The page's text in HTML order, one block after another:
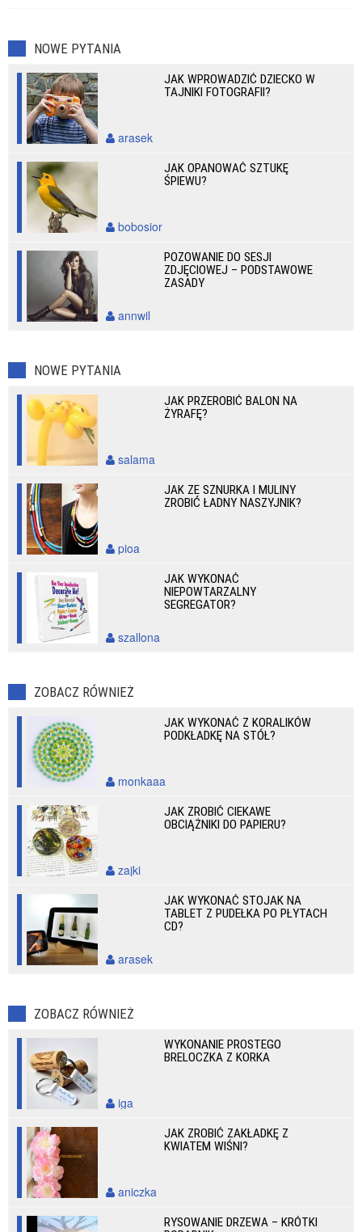
NOWE PYTANIA
JAK WPROWADZIĆ DZIECKO W
TAJNIKI FOTOGRAFII?
arasek
JAK OPANOWAĆ SZTUKĘ
ŚPIEWU?
bobosior
POZOWANIE DO SESJI
ZDJĘCIOWEJ – PODSTAWOWE
ZASADY
annwil
NOWE PYTANIA
JAK PRZEROBIĆ BALON NA
ŻYRAFĘ?
salama
JAK ZE SZNURKA I MULINY
ZROBIĆ ŁADNY NASZYJNIK?
pioa
JAK WYKONAĆ
NIEPOWTARZALNY
SEGREGATOR?
szallona
ZOBACZ RÓWNIEŻ
JAK WYKONAĆ Z KORALIKÓW
PODKŁADKĘ NA STÓŁ?
monkaaa
JAK ZROBIĆ CIEKAWE
OBCIĄŻNIKI DO PAPIERU?
zajki
JAK WYKONAĆ STOJAK NA
TABLET Z PUDEŁKA PO PŁYTACH
CD?
arasek
ZOBACZ RÓWNIEŻ
WYKONANIE PROSTEGO
BRELOCZKA Z KORKA
iga
JAK ZROBIĆ ZAKŁADKĘ Z
KWIATEM WIŚNI?
aniczka
RYSOWANIE DRZEWA – KRÓTKI